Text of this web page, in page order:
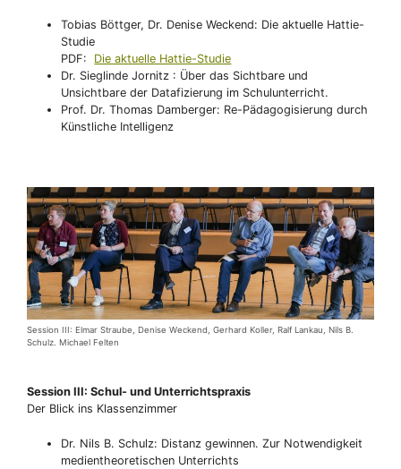
Tobias Böttger, Dr. Denise Weckend: Die aktuelle Hattie-
Studie
PDF: Die aktuelle Hattie-Studie
Dr. Sieglinde Jornitz : Über das Sichtbare und
Unsichtbare der Datafizierung im Schulunterricht.
Prof. Dr. Thomas Damberger: Re-Pädagogisierung durch
Künstliche Intelligenz
Session III: Elmar Straube, Denise Weckend, Gerhard Koller, Ralf Lankau, Nils B.
Schulz. Michael Felten
Session III: Schul- und Unterrichtspraxis
Der Blick ins Klassenzimmer
Dr. Nils B. Schulz: Distanz gewinnen. Zur Notwendigkeit
medientheoretischen Unterrichts